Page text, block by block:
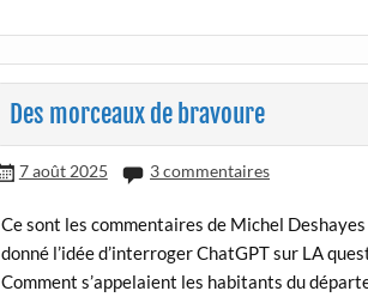
Des morceaux de bravoure
7 août 2025 3 commentaires
Ce sont les commentaires de Michel
donné l’idée d’interroger ChatGPT sur LA
Comment s’appelaient les habitants du